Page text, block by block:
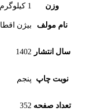
وزن
1 کیلوگرم
نام مولف بیژن
سال انتشار 1402
نوبت چاپ پنجم
تعداد صفحه 352